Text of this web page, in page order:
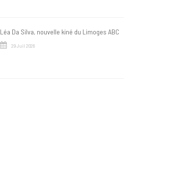
Léa Da Silva, nouvelle kiné du Limoges ABC
29 Juil 2026